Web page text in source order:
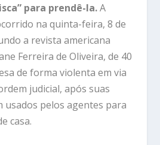
para prendê-la.A
na quinta-feira, 8 de
a revista americana
Ferreira de Oliveira, de 40
de forma violenta em via
judicial, após suas
usados pelos agentes para
casa.